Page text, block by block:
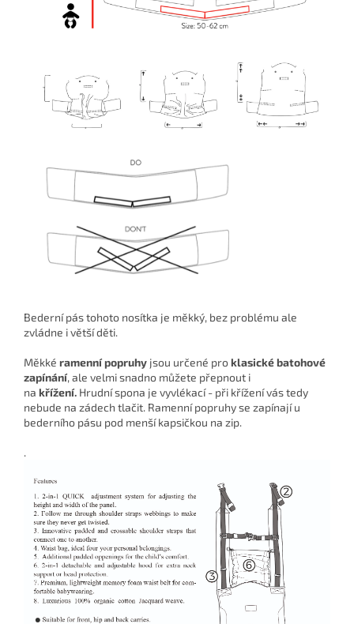
Bederní pás tohoto nosítka je měkký, bez problému ale
zvládne i větší děti.
Měkké ramenní popruhy jsou určené proklasické batohové
zapínání, ale velmi snadno můžete přepnout i
na křížení. Hrudní spona je vyvlékací - při křížení vás tedy
nebude na zádech tlačit. Ramenní popruhy se zapínají u
bederního pásu pod menší kapsičkou na zip.
.